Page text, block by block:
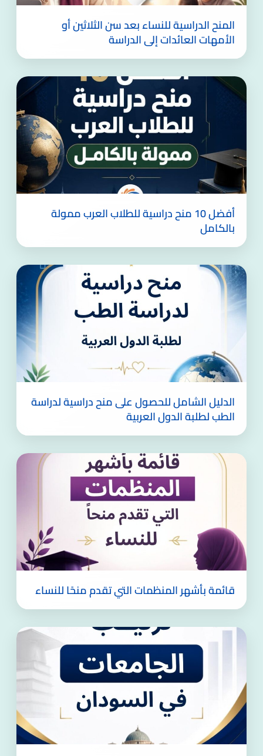
المنح الدراسية للنساء بعد سن الثلاثين أو
الأمهات العائدات إلى الدراسة
أفضل 10 منح دراسية للطلاب العرب ممولة
بالكامل
الدليل الشامل للحصول على منح دراسية لدراسة
الطب لطلبة الدول العربية
قائمة بأشهر المنظمات التي تقدم منحًا للنساء